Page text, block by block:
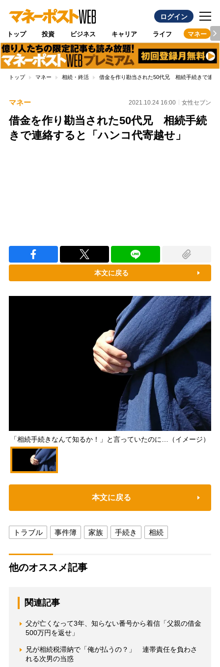
ログイン
トップ 投資 ビジネス キャリア ライフ マネー
トップ マネー 相続・終活 借金を作り勘当された50代兄 相続手続きで連絡
マネー 2021.10.24 16:00 女性セブン
借金を作り勘当された50代兄 相続手続
きで連絡すると「ハンコ代寄越せ」
本文に戻る
「相続手続きなんて知るか！」と言っていたのに…（イメージ）
本文に戻る
トラブル 事件簿 家族 手続き 相続
他のオススメ記事
関連記事
父が亡くなって3年、知らない番号から着信「父親の借金
500万円を返せ」
兄が相続税滞納で「俺が払うの？」 連帯責任を負わさ
れる次男の当惑